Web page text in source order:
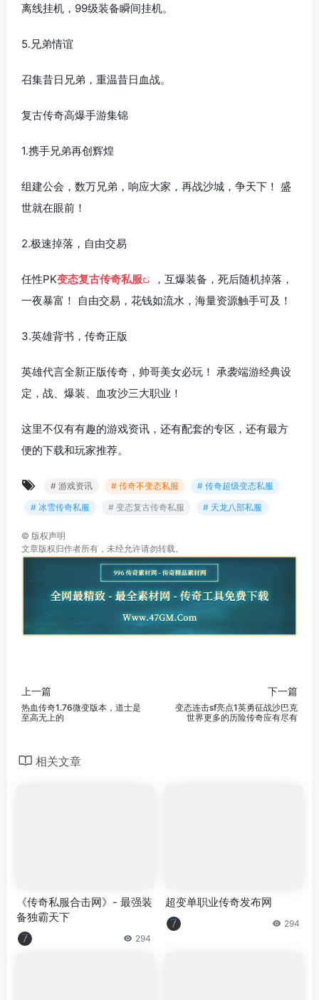
离线挂机，99级装备瞬间挂机。
5.兄弟情谊
召集昔日兄弟，重温昔日血战。
复古传奇高爆手游集锦
1.携手兄弟再创辉煌
组建公会，数万兄弟，响应大家，再战沙城，争天下！ 盛
世就在眼前！
2.极速掉落，自由交易
任性PK变态复古传奇私服
，互爆装备，死后随机掉落，
一夜暴富！ 自由交易，花钱如流水，海量资源触手可及！
3.英雄背书，传奇正版
英雄代言全新正版传奇，帅哥美女必玩！ 承袭端游经典设
定，战、爆装、血攻沙三大职业！
这里不仅有有趣的游戏资讯，还有配套的专区，还有最方
便的下载和玩家推荐。
# 游戏资讯 # 传奇不变态私服
# 传奇超级变态私服
# 冰雪传奇私服
# 变态复古传奇私服 # 天龙八部私服
© 版权声明
文章版权归作者所有，未经允许请勿转载。
上一篇
热血传奇1.76微变版本，道士是
至高无上的
下一篇
变态连击sf亮点1英勇征战沙巴克
世界更多的历险传奇应有尽有
相关文章
《传奇私服合击网》- 最强装
备独霸天下
294
超变单职业传奇发布网
294